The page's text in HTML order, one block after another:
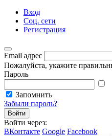
Вход
Соц. сети
Регистрация
Email адрес
Пожалуйста, укажите
Пароль
Запомнить
Забыли пароль?
Войти
Войти через:
ВКонтакте Google Facebook